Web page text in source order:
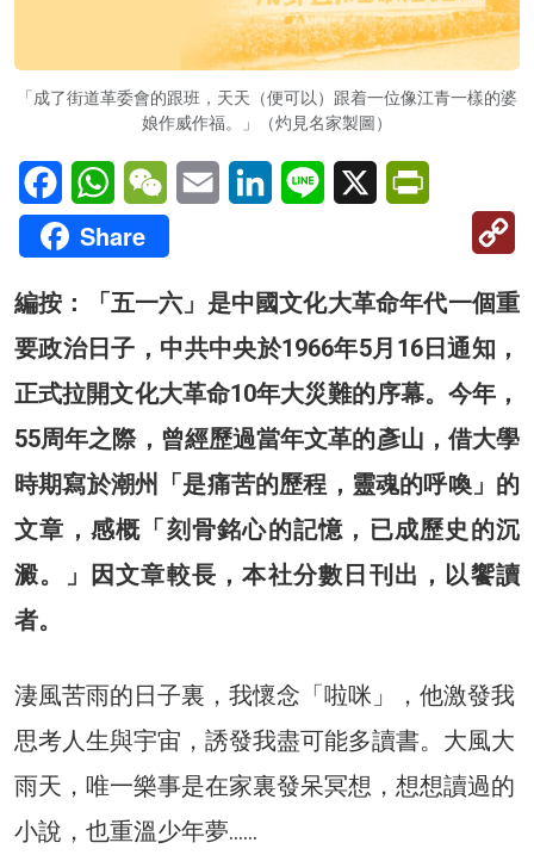
「成了街道革委會的跟班，天天（便可以）跟着一位像江青一樣的婆
娘作威作福。」（灼見名家製圖）
FacebookWhatsAppWeChatEmail LinkedInLine X
Share
編按：「五一六」是中國文化大革命年代一個重
要政治日子，中共中央於1966年5月16日通知，
正式拉開文化大革命10年大災難的序幕。今年，
55周年之際，曾經歷過當年文革的彥山，借大學
時期寫於潮州「是痛苦的歷程，靈魂的呼喚」的
文章，感概「刻骨銘心的記憶，已成歷史的沉
澱。」因文章較長，本社分數日刊出，以饗讀
者。
淒風苦雨的日子裏，我懷念「啦咪」，他激發我
思考人生與宇宙，誘發我盡可能多讀書。大風大
雨天，唯一樂事是在家裏發呆冥想，想想讀過的
小說，也重溫少年夢……